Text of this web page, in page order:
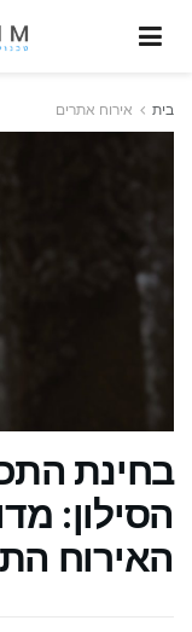
בית אירוח אתרים
בחינת
הסילון:
האירוח